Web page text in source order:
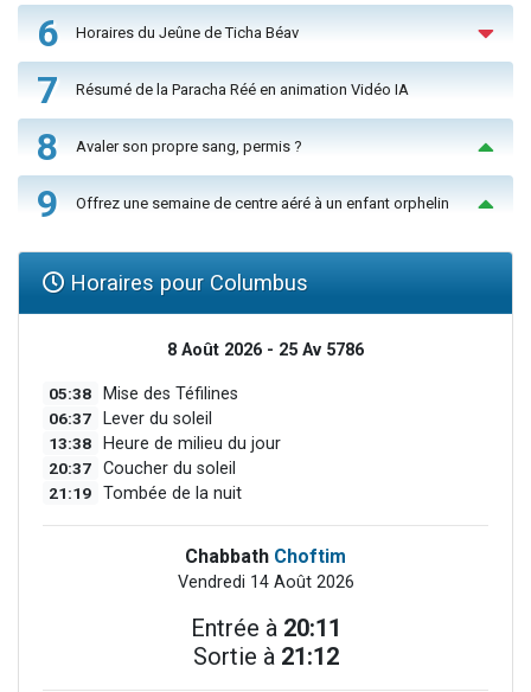
6 Horaires du Jeûne de Ticha Béav
7 Résumé de la Paracha Réé en animation Vidéo IA
8 Avaler son propre sang, permis ?
9 Offrez une semaine de centre aéré à un enfant orphelin
Horaires pour Columbus
8 Août 2026 - 25 Av 5786
05:38 Mise des Téfilines
06:37 Lever du soleil
13:38 Heure de milieu du jour
20:37 Coucher du soleil
21:19 Tombée de la nuit
Chabbath Choftim
Vendredi 14 Août 2026
Entrée à 20:11
Sortie à 21:12